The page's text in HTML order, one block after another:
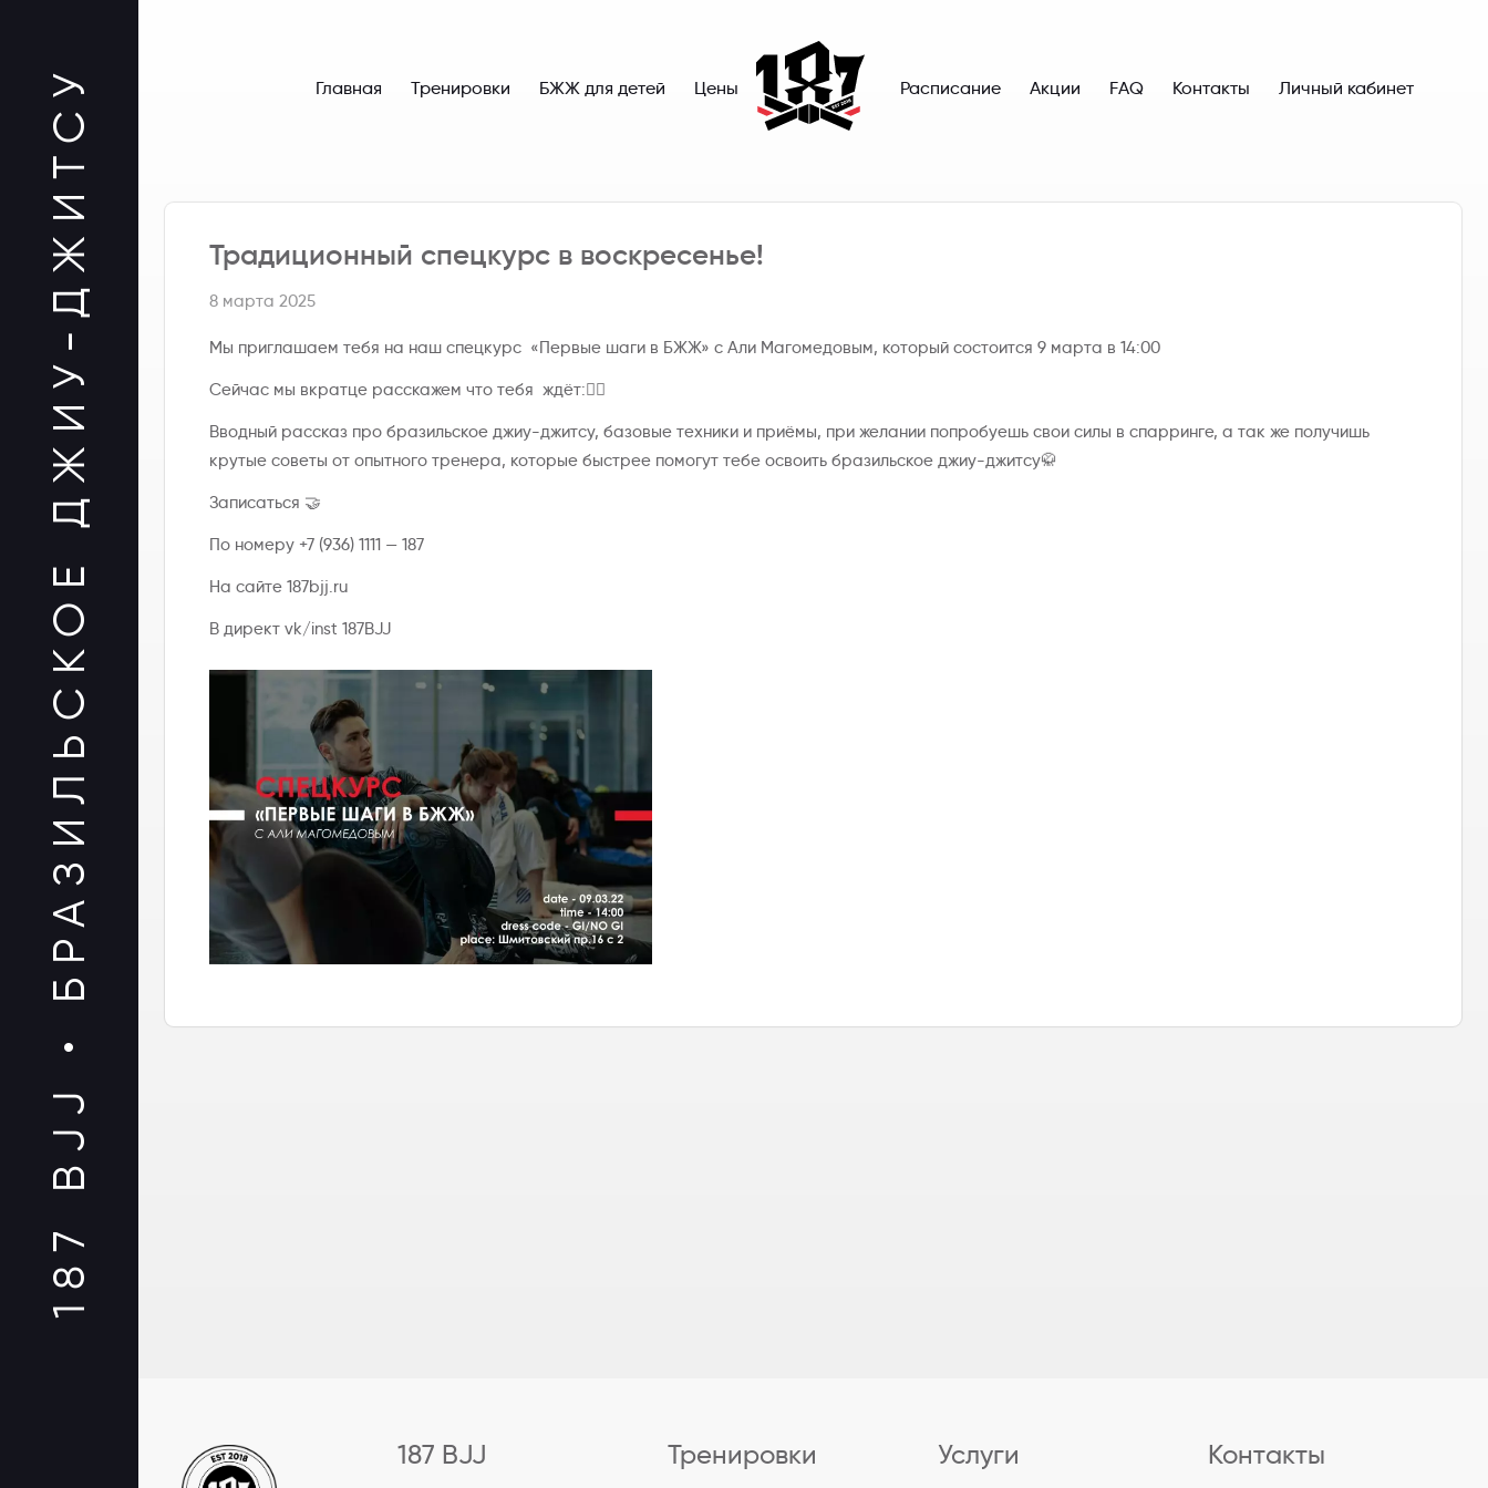
187 BJJ •
БРАЗИЛЬСКОЕ ДЖИУ-ДЖИТСУ Главная Тренировки БЖЖ для детей Цены Расписание Акции FAQ Контакты Личный кабинет
Традиционный спецкурс в воскресенье!
8 марта 2025
Мы приглашаем тебя на наш спецкурс «Первые шаги в БЖЖ» с Али Магомедовым, который состоится 9 марта в 14:00
Сейчас мы вкратце расскажем что тебя ждёт:👇🏼
Вводный рассказ про бразильское джиу-джитсу, базовые техники и приёмы, при желании попробуешь свои силы в спарринге, а так же получишь
крутые советы от опытного тренера, которые быстрее помогут тебе освоить бразильское джиу-джитсу🥋
Записаться 🤝
По номеру +7 (936) 1111 — 187
На сайте 187bjj.ru
В директ vk/inst 187BJJ
187 BJJ Тренировки Услуги Контакты